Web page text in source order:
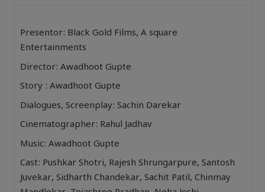
Presentor: Black Gold Films, A square
Entertainments
Director: Awadhoot Gupte
Story : Awadhoot Gupte
Dialogues, Screenplay: Sachin Darekar
Cinematographer: Rahul Jadhav
Music: Awadhoot Gupte
Cast: Pushkar Shotri, Rajesh Shrungarpure, Santosh
Juvekar, Sidharth Chandekar, Sachit Patil, Chinmay